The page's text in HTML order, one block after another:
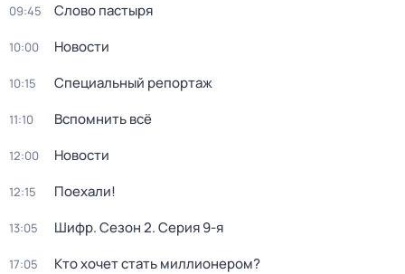
09:45 Слово пастыря
10:00 Новости
10:15 Специальный репортаж
11:10 Вспомнить всё
12:00 Новости
12:15 Поехали!
13:05 Шифр. Сезон 2. Серия 9-я
17:05 Кто хочет стать миллионером?